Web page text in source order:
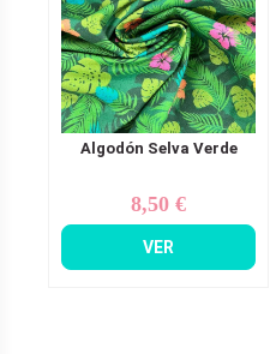
Algodón Selva Verde
Precio
8,50 €
VER